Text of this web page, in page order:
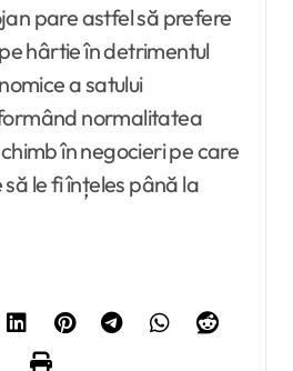
pare astfel să prefere
hârtie în detrimentul
a satului
normalitatea
în negocieri pe care
le fi înțeles până la